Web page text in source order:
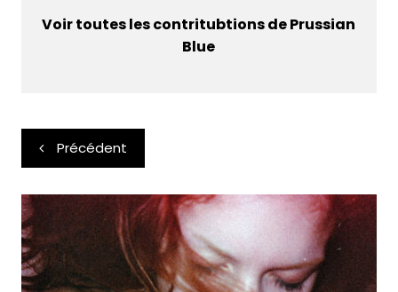
Voir toutes les contritubtions de Prussian
Blue
Navigation
de
l’article
Précédent